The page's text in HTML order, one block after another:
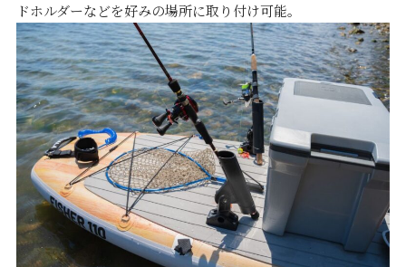
ドホルダーなどを好みの場所に取り付け可能。